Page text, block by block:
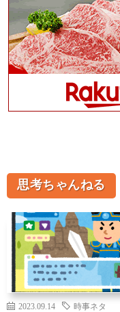
思考ちゃんねる
2023.09.14 時事ネタ